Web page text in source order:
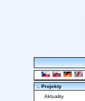
:. Projekty
Aktuality